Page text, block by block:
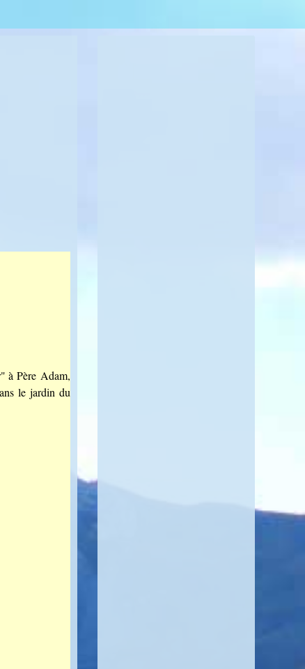
à Père Adam,
le jardin du